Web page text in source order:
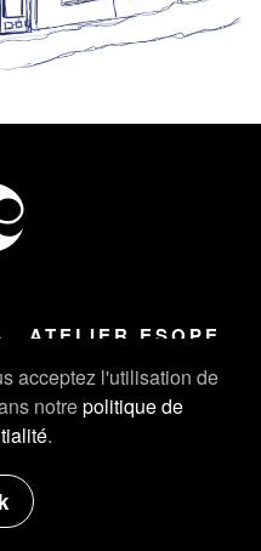
acceptez l'utilisation de
notrepolitique de
.
ATELIER ESOPE